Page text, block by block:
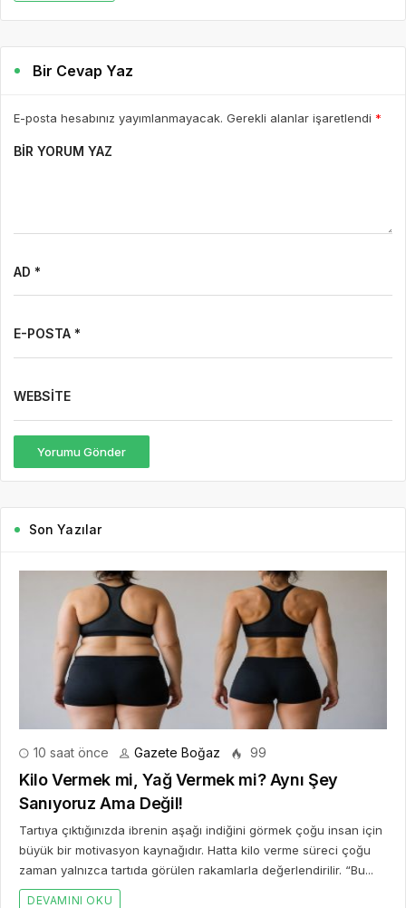
Bir Cevap Yaz
E-posta hesabınız yayımlanmayacak. Gerekli alanlar işaretlendi *
BIR YORUM YAZ
AD *
E-POSTA *
WEBSITE
Yorumu Gönder
Son Yazılar
10 saat önce Gazete Boğaz 99
Kilo Vermek mi, Yağ Vermek mi? Aynı Şey
Sanıyoruz Ama Değil!
Tartıya çıktığınızda ibrenin aşağı indiğini görmek çoğu insan için
büyük bir motivasyon kaynağıdır. Hatta kilo verme süreci çoğu
zaman yalnızca tartıda görülen rakamlarla değerlendirilir. “Bu...
DEVAMINI OKU